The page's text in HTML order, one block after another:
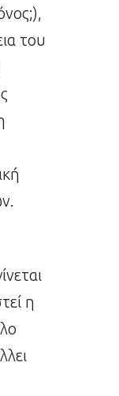
του
η